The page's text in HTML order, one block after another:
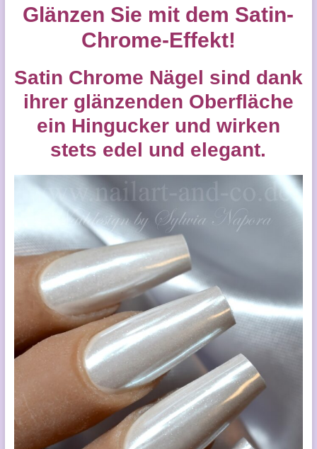
Glänzen Sie mit dem Satin-
Chrome-Effekt!
Satin Chrome Nägel sind dank
ihrer glänzenden Oberfläche
ein Hingucker und wirken
stets edel und elegant.